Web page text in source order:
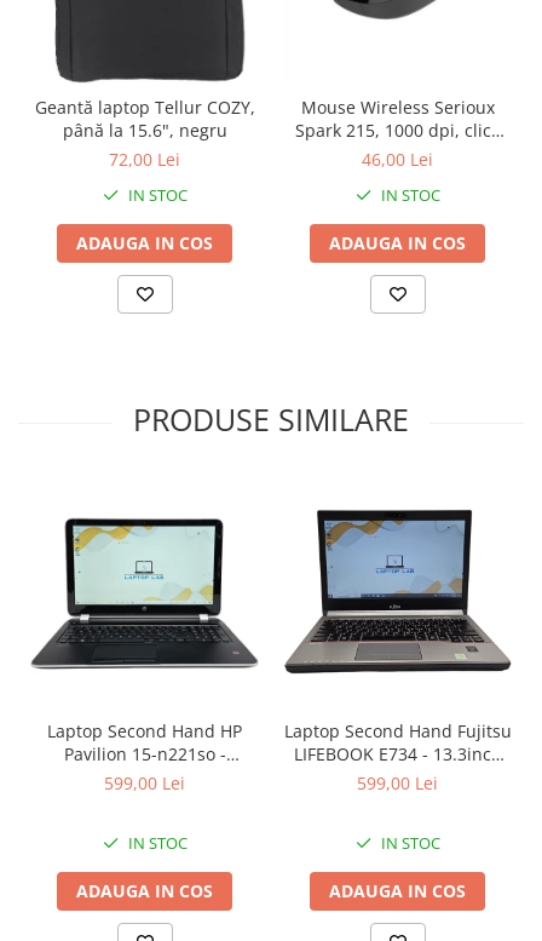
Geantă laptop Tellur COZY,
până la 15.6", negru
72,00 Lei
IN STOC
ADAUGA IN COS
Mouse Wireless Serioux
Spark 215, 1000 dpi, click
silentios
46,00 Lei
IN STOC
ADAUGA IN COS
PRODUSE SIMILARE
Laptop Second Hand HP
Pavilion 15-n221so -
15.6inch AMD A6-5200 1GB
10 Refurbished
599,00 Lei
IN STOC
ADAUGA IN COS
Laptop Second Hand Fujitsu
LIFEBOOK E734 - 13.3inch
Intel I5-4310M 8GB RAM
599,00 Lei
IN STOC
ADAUGA IN COS